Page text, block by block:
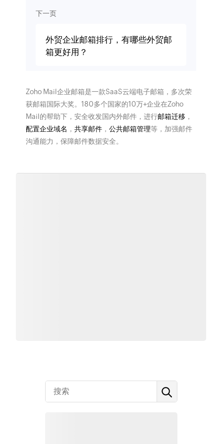
下一页
外贸企业邮箱排行，有哪些外贸邮
箱更好用？
Zoho Mail企业邮箱是一款SaaS云端电子邮箱，多次荣
获邮箱国际大奖。180多个国家的10万+企业在Zoho
Mail的帮助下，安全收发国内外邮件，进行邮箱迁移 ，
配置企业域名 ， 共享邮件， 公共邮箱管理等，加强邮件
沟通能力，保障邮件数据安全。